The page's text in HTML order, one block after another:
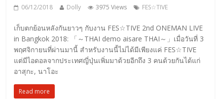
06/12/2018 Dolly 3975 Views FES☆TIVE
เก็บตกย้อนหลังกันยาวๆ กับงาน FES☆TIVE 2nd ONEMAN LIVE
in Bangkok 2018: 「～THAI demo aisare THAI～」เมื่อวันที่ 3
พฤศจิกายนที่ผ่านมานี้ สำหรับงานนี้ไม่ได้มีเพียงแค่ FES☆TIVE
แต่มีไอดอลจากประเทศญี่ปุ่นเพิ่มมาด้วยอีกถึง 3 คนด้วยกันได้แก่
อาสุกะ, นาโอะ
Read more